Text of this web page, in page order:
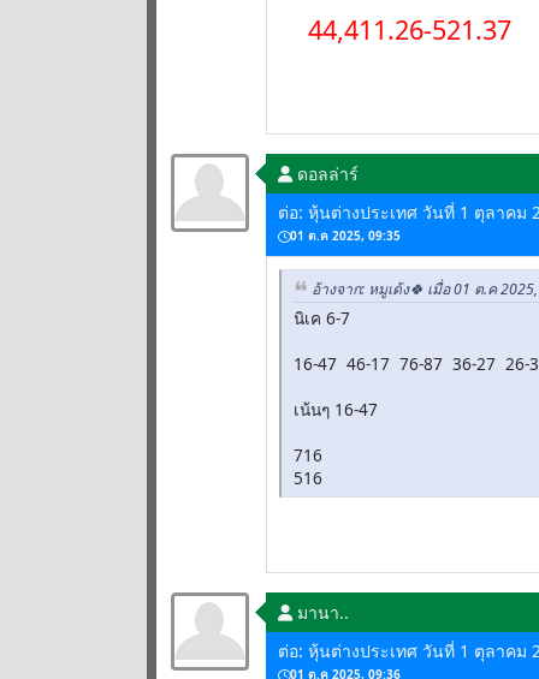
44,411.26-521.37
ดอลล่าร์
ต่อ: หุ้นต่างประเทศ วันที่ 1 ตุลาคม
01 ต.ค 2025, 09:35
อ้างจาก: หมูเด้ง🍀 เมื่อ 01 ต.ค
นิเค 6-7
16-47 46-17 76-87 36-27 26-
เน้นๆ 16-47
716
516
มานา..
ต่อ: หุ้นต่างประเทศ วันที่ 1 ตุลาคม
01 ต.ค 2025, 09:36